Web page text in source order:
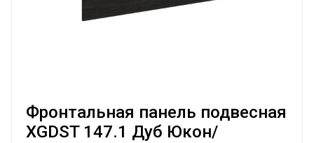
Фронтальная панель подвесная
XGDST 147.1 Дуб Юкон/